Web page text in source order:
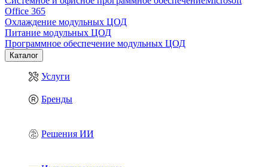
Office 365
Охлаждение модульных ЦОД
Питание модульных ЦОД
Программное обеспечение модульных ЦОД
Каталог
Услуги
Бренды
Решения ИИ